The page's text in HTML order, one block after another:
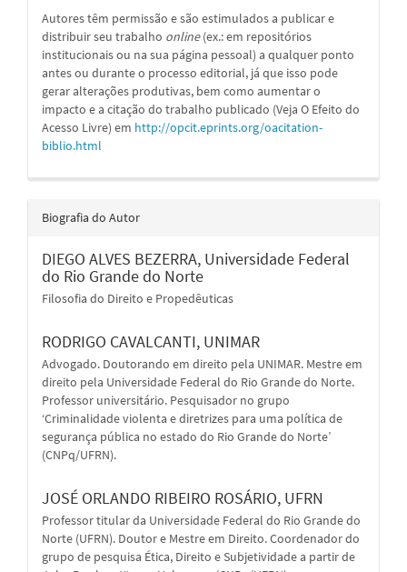
Autores têm permissão e são estimulados a publicar e
distribuir seu trabalho online(ex.: em repositórios
institucionais ou na sua página pessoal) a qualquer ponto
antes ou durante o processo editorial, já que isso pode
gerar alterações produtivas, bem como aumentar o
impacto e a citação do trabalho publicado (Veja O Efeito do
Acesso Livre) em http://opcit.eprints.org/oacitation-
biblio.html
Biografia do Autor
DIEGO ALVES BEZERRA, Universidade Federal
do Rio Grande do Norte
Filosofia do Direito e Propedêuticas
RODRIGO CAVALCANTI, UNIMAR
Advogado. Doutorando em direito pela UNIMAR. Mestre em
direito pela Universidade Federal do Rio Grande do Norte.
Professor universitário. Pesquisador no grupo
‘Criminalidade violenta e diretrizes para uma política de
segurança pública no estado do Rio Grande do Norte’
(CNPq/UFRN).
JOSÉ ORLANDO RIBEIRO ROSÁRIO, UFRN
Professor titular da Universidade Federal do Rio Grande do
Norte (UFRN). Doutor e Mestre em Direito. Coordenador do
grupo de pesquisa Ética, Direito e Subjetividade a partir de